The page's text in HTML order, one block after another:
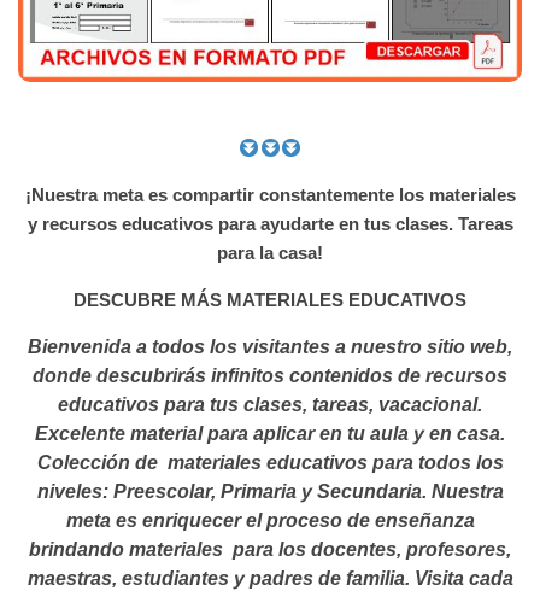
¡Nuestra meta es compartir constantemente los materiales
y recursos educativos para ayudarte en tus clases. Tareas
para la casa!
DESCUBRE MÁS MATERIALES EDUCATIVOS
Bienvenida a todos los visitantes a nuestro sitio web,
donde descubrirás infinitos contenidos de recursos
educativos para tus clases, tareas, vacacional.
Excelente material para aplicar en tu aula y en casa.
Colección de materiales educativos para todos los
niveles: Preescolar, Primaria y Secundaria. Nuestra
meta es enriquecer el proceso de enseñanza
brindando materiales para los docentes, profesores,
maestras, estudiantes y padres de familia. Visita cada